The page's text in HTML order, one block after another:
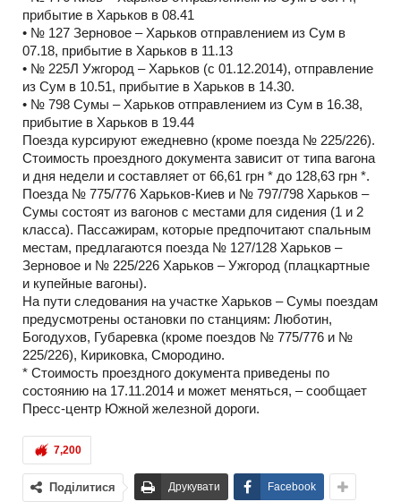
прибытие в Харьков в 08.41
• № 127 Зерновое – Харьков отправлением из Сум в
07.18, прибытие в Харьков в 11.13
• № 225Л Ужгород – Харьков (с 01.12.2014), отправление
из Сум в 10.51, прибытие в Харьков в 14.30.
• № 798 Сумы – Харьков отправлением из Сум в 16.38,
прибытие в Харьков в 19.44
Поезда курсируют ежедневно (кроме поезда № 225/226).
Стоимость проездного документа зависит от типа вагона
и дня недели и составляет от 66,61 грн * до 128,63 грн *.
Поезда № 775/776 Харьков-Киев и № 797/798 Харьков –
Сумы состоят из вагонов с местами для сидения (1 и 2
класса). Пассажирам, которые предпочитают спальным
местам, предлагаются поезда № 127/128 Харьков –
Зерновое и № 225/226 Харьков – Ужгород (плацкартные
и купейные вагоны).
На пути следования на участке Харьков – Сумы поездам
предусмотрены остановки по станциям: Люботин,
Богодухов, Губаревка (кроме поездов № 775/776 и №
225/226), Кириковка, Смородино.
* Стоимость проездного документа приведены по
состоянию на 17.11.2014 и может меняться, – сообщает
Пресс-центр Южной железной дороги.
7,200
Поділитися Друкувати Facebook